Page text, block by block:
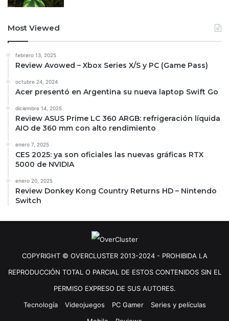
Most Viewed
febrero 13, 2025
Review Avowed – Xbox Series X/S y PC (Game Pass)
octubre 24, 2024
Acer presentó en Argentina su nueva laptop Swift Go
diciembre 14, 2025
Review ASUS Prime LC 360 ARGB: refrigeración líquida
AIO de 360 mm con alto rendimiento
enero 7, 2025
CES 2025: ya son oficiales las nuevas gráficas RTX
5000 de NVIDIA
enero 20, 2025
Review Donkey Kong Country Returns HD – Nintendo
Switch
COPYRIGHT © OVERCLUSTER 2013-2024 - PROHIBIDA LA
REPRODUCCIÓN TOTAL O PARCIAL DE ESTOS CONTENIDOS SIN EL
PERMISO EXPRESO DE SUS AUTORES.
Tecnología
Videojuegos PC Gamer
Series y películas